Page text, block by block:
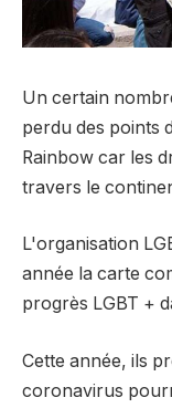
Un certain
perdu des points
Rainbow car les
travers le
L'organisation
année la carte
progrès LGBT +
Cette année, ils
coronavirus